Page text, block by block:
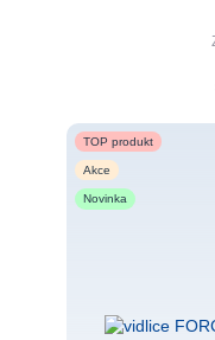
TOP produkt
Akce
Novinka